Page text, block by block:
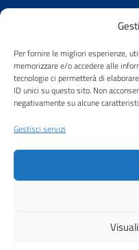
Per fornire le migliori esperienze,
memorizzare e/o accedere alle
tecnologie ci permetterà di
ID unici su questo sito. Non
negativamente su alcune
Gestisci servizi
SEGUICI SU
Attuazione Misure PNRR
Piano di